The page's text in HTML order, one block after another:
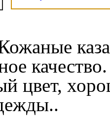
цвет,